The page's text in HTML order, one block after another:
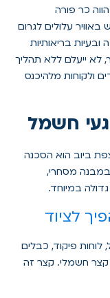
כר פורה
עלולים לגרום
בריאותיות
לא ייעלם ללא תהליך
ולקוחות מלהיכנס
חשמל
ביוב הוא הסכנה
מסחרי,
במיוחד.
לציוד
פיקוד, כבלים
קצר חשמלי. קצר זה